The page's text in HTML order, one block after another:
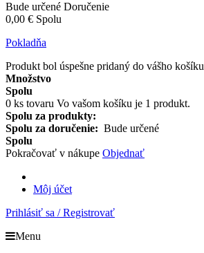
Bude určené Doručenie
0,00 € Spolu
Pokladňa
Produkt bol úspešne pridaný do vášho košíku
Množstvo
Spolu
0 ks tovaru Vo vašom košíku je 1 produkt.
Spolu za produkty:
Spolu za doručenie: Bude určené
Spolu
Pokračovať v nákupe Objednať
Môj účet
Prihlásiť sa / Registrovať
Menu